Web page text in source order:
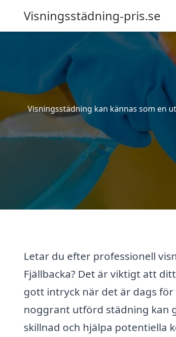
Visningsstädning-pris.se
Visningsstädning kan kännas som en
Letar du efter professionell
Fjällbacka? Det är viktigt att
gott intryck när det är dags för
noggrant utförd städning kan
skillnad och hjälpa potentiella